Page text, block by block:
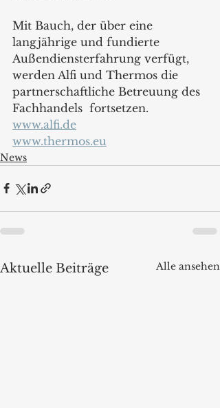
Mit Bauch, der über eine
langjährige und fundierte
Außendiensterfahrung verfügt,
werden Alfi und Thermos die
partnerschaftliche Betreuung des
Fachhandels  fortsetzen.
www.alfi.de
www.thermos.eu
News
Aktuelle Beiträge Alle ansehen